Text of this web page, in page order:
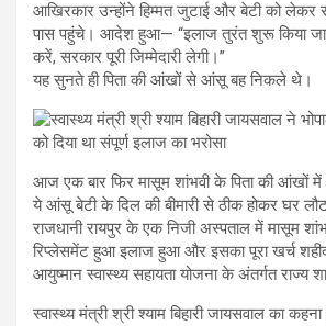
आखिरकार उन्होंने हिम्मत जुटाई और बेटी को लेकर
पास पहुंचे। आदेश हुआ— “इलाज तुरंत शुरू किया
करें, सरकार पूरी जिम्मेदारी लेगी।”
यह सुनते ही पिता की आंखों से आंसू बह निकले थे।
आज एक बार फिर मासूम शांभवी के पिता की आंखों
ये आंसू बेटी के दिल की बीमारी से ठीक होकर घर
राजधानी रायपुर के एक निजी अस्पताल में मासूम
रिप्लेसमेंट हुआ इलाज हुआ और इसका पूरा खर्च शहीद
आयुष्मान स्वास्थ्य सहायता योजना के अंतर्गत राज्य
स्वास्थ्य मंत्री श्री श्याम बिहारी जायसवाल का